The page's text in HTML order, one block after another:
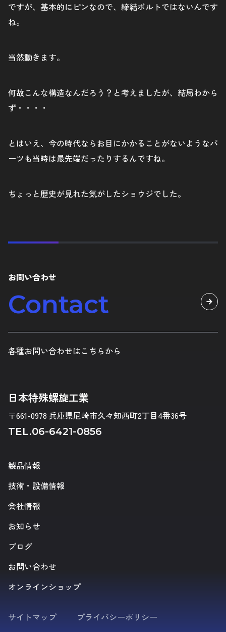
ですが、基本的にピンなので、締結ボルトではないんです
ね。
当然動きます。
何故こんな構造なんだろう？と考えましたが、結局わから
ず・・・・
とはいえ、今の時代ならお目にかかることがないようなパ
ーツも当時は最先端だったりするんですね。
ちょっと歴史が見れた気がしたショウジでした。
お問い合わせ
Contact
各種お問い合わせはこちらから
日本特殊螺旋工業
〒661-0978 兵庫県尼崎市久々知西町2丁目4番36号
TEL.06-6421-0856
製品情報
技術・設備情報
会社情報
お知らせ
ブログ
お問い合わせ
オンラインショップ
サイトマップ
プライバシーポリシー